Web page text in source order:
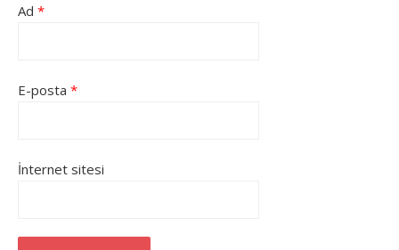
Ad *
E-posta *
İnternet sitesi